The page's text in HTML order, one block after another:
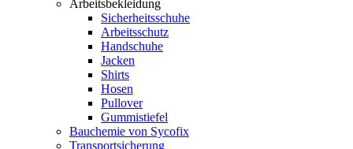
Arbeitsbekleidung
Sicherheitsschuhe
Arbeitsschutz
Handschuhe
Jacken
Shirts
Hosen
Pullover
Gummistiefel
Bauchemie von Sycofix
Transportsicherung